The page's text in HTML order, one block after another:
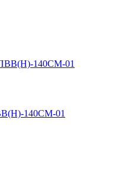
140СМ-01